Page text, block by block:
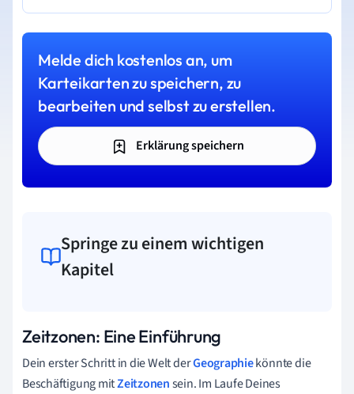
Melde dich kostenlos an, um
Karteikarten zu speichern, zu
bearbeiten und selbst zu erstellen.
Erklärung speichern
Springe zu einem wichtigen
Kapitel
Zeitzonen: Eine Einführung
Dein erster Schritt in die Welt derGeographiekönnte die
Beschäftigung mitZeitzonensein. Im Laufe Deines